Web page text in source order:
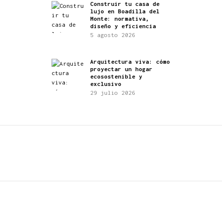
Construir tu casa de
lujo en Boadilla del
Monte: normativa,
diseño y eficiencia
5 agosto 2026
Arquitectura viva: cómo
proyectar un hogar
ecosostenible y
exclusivo
29 julio 2026